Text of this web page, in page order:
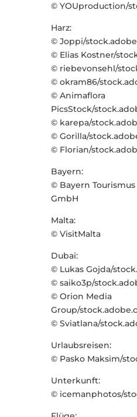
© YOUproduction/
Harz:
© Joppi/
© Elias Kostner/
© riebevonsehl/
© okram86/
© Animaflora
PicsStock/
© karepa/
© Gorilla/
© Florian/
Bayern:
© Bayern
GmbH
Malta:
© VisitMalta
Dubai:
© Lukas Gojda/
© saiko3p/
© Orion Media
Group/
© Sviatlana/
Urlaubsreisen:
© Pasko Maksim/
Unterkunft:
© icemanphotos/